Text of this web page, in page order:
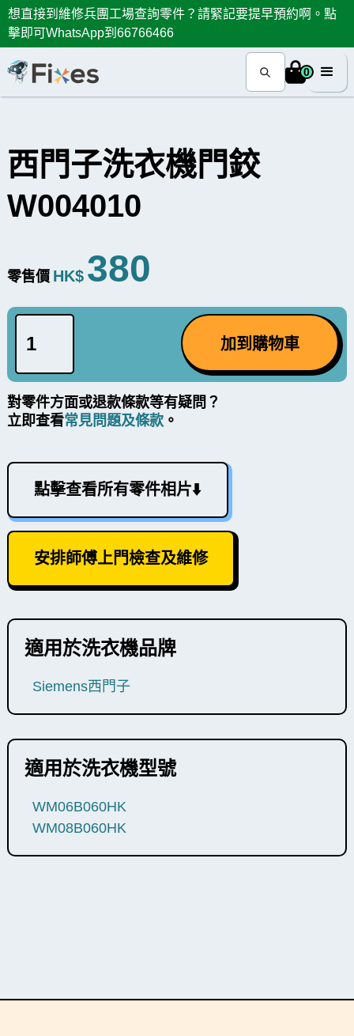
想直接到維修兵團工場查詢零件？請緊記要提早預約啊。點
擊即可WhatsApp到66766466
0
西門子洗衣機門鉸
W004010
零售價 HK$ 380
對零件方面或退款條款等有疑問？
立即查看常見問題及條款。
點擊查看所有零件相片⬇️
安排師傅上門檢查及維修
適用於洗衣機品牌
Siemens西門子
適用於洗衣機型號
WM06B060HK
WM08B060HK